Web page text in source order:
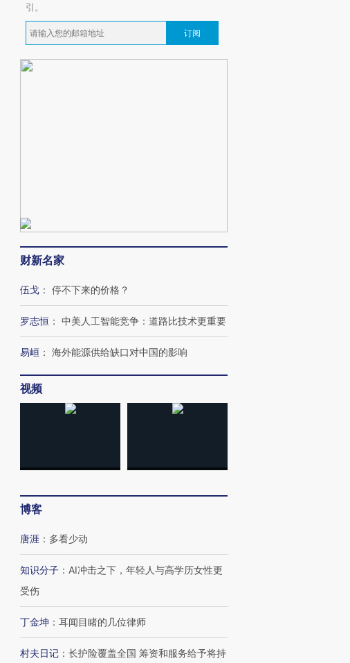
引。
订阅
财新名家
伍戈 ： 停不下来的价格？
罗志恒 ： 中美人工智能竞争：道路比技术更重要
易峘 ： 海外能源供给缺口对中国的影响
视频
博客
唐涯 ： 多看少动
知识分子 ： AI冲击之下，年轻人与高学历女性更
受伤
丁金坤 ： 耳闻目睹的几位律师
村夫日记 ： 长护险覆盖全国 筹资和服务给予将持